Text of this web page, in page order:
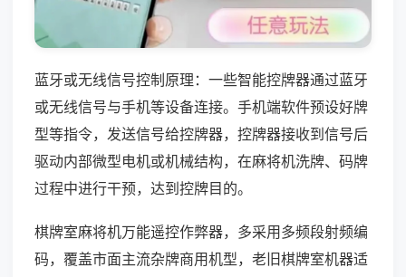
蓝牙或无线信号控制原理：一些智能控牌器通过蓝牙
或无线信号与手机等设备连接。手机端软件预设好牌
型等指令，发送信号给控牌器，控牌器接收到信号后
驱动内部微型电机或机械结构，在麻将机洗牌、码牌
过程中进行干预，达到控牌目的。
棋牌室麻将机万能遥控作弊器，多采用多频段射频编
码，覆盖市面主流杂牌商用机型，老旧棋牌室机器适